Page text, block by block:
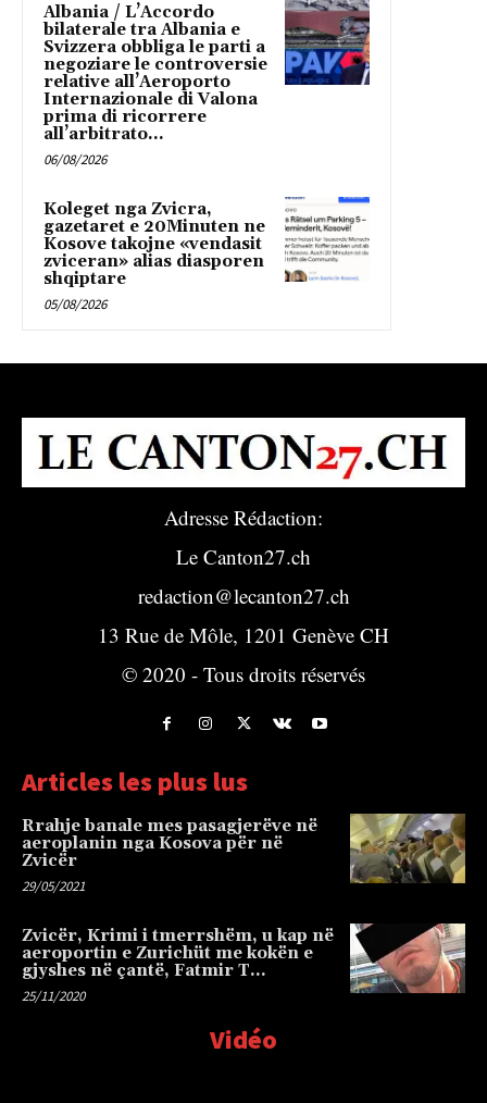
Albania / L’Accordo
bilaterale tra Albania e
Svizzera obbliga le parti a
negoziare le controversie
relative all’Aeroporto
Internazionale di Valona
prima di ricorrere
all’arbitrato...
06/08/2026
Koleget nga Zvicra,
gazetaret e 20Minuten ne
Kosove takojne «vendasit
zviceran» alias diasporen
shqiptare
05/08/2026
Adresse Rédaction:
Le Canton27.ch
redaction@lecanton27.ch
13 Rue de Môle, 1201 Genève CH
© 2020 - Tous droits réservés
Articles les plus lus
Rrahje banale mes pasagjerëve në
aeroplanin nga Kosova për në
Zvicër
29/05/2021
Zvicër, Krimi i tmerrshëm, u kap në
aeroportin e Zurichüt me kokën e
gjyshes në çantë, Fatmir T…
25/11/2020
Vidéo